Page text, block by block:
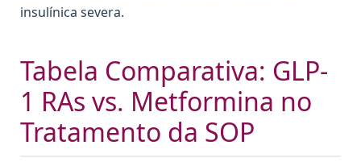
insulínica severa.
Tabela Comparativa: GLP-
1 RAs vs. Metformina no
Tratamento da SOP